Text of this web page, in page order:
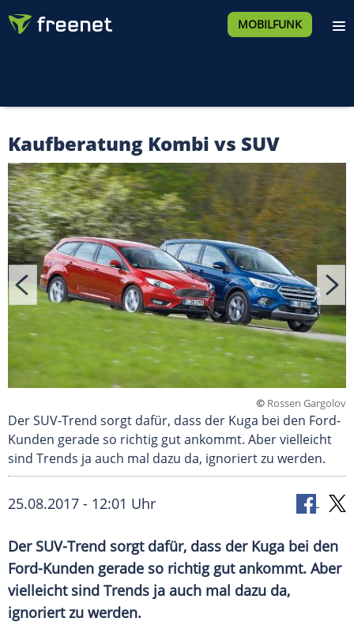
MOBILFUNK
Kaufberatung Kombi vs SUV
© Rossen Gargolov
Der SUV-Trend sorgt dafür, dass der Kuga bei den Ford-
Kunden gerade so richtig gut ankommt. Aber vielleicht
sind Trends ja auch mal dazu da, ignoriert zu werden.
25.08.2017 - 12:01 Uhr
Der SUV-Trend sorgt dafür, dass der Kuga bei den
Ford-Kunden gerade so richtig gut ankommt. Aber
vielleicht sind Trends ja auch mal dazu da,
ignoriert zu werden.